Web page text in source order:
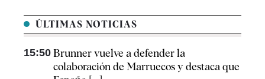
ÚLTIMAS NOTICIAS
15:50 Brunner vuelve a defender la
colaboración de Marruecos y destaca que